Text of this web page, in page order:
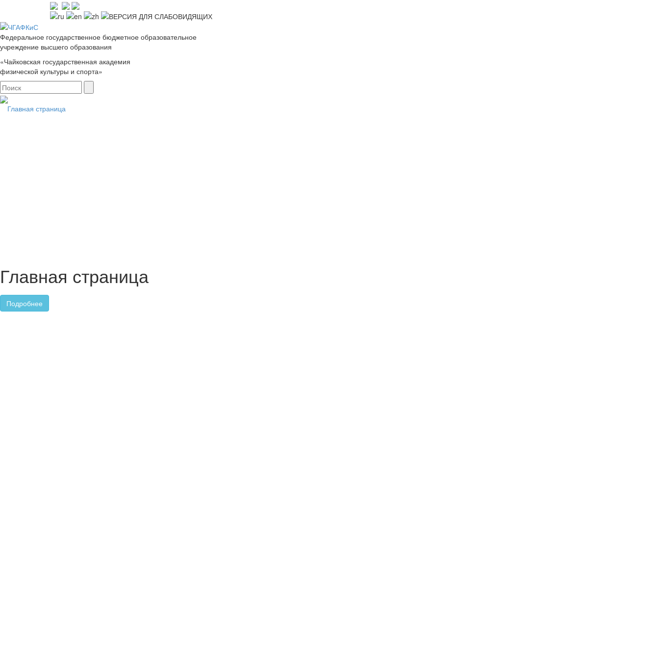
Федеральное государственное бюджетное образовательное
учреждение высшего образования
«Чайковская государственная академия
физической культуры и спорта»
Главная страница
Главная страница
Подробнее